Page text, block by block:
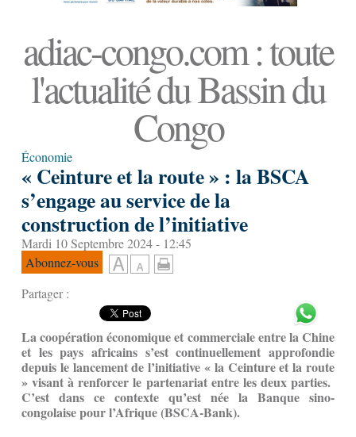
adiac-congo.com : toute
l'actualité du Bassin du
Congo
Économie
« Ceinture et la route » : la BSCA
s’engage au service de la
construction de l’initiative
Mardi 10 Septembre 2024 - 12:45
Abonnez-vous
Partager :
La coopération économique et commerciale entre la Chine
et les pays africains s’est continuellement approfondie
depuis le lancement de l’initiative « la Ceinture et la route
» visant à renforcer le partenariat entre les deux parties.
C’est dans ce contexte qu’est née la Banque sino-
congolaise pour l’Afrique (BSCA-Bank).